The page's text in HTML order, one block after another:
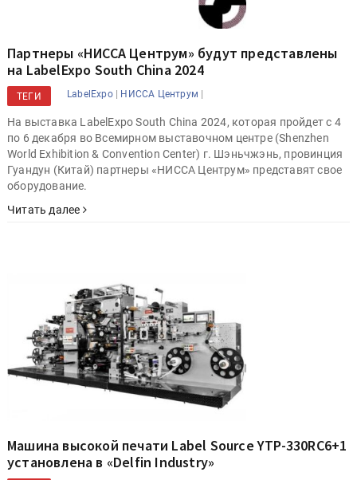
Партнеры «НИССА Центрум» будут представлены
на LabelExpo South China 2024
ТЕГИ LabelExpo| НИССА Центрум |
На выставка LabelExpo South China 2024, которая пройдет с 4
по 6 декабря во Всемирном выставочном центре (Shenzhen
World Exhibition & Convention Center) г. Шэньчжэнь, провинция
Гуандун (Китай) партнеры «НИССА Центрум» представят свое
оборудование.
Читать далее
Машина высокой печати Label Source YTP-330RC6+1
установлена в «Delfin Industry»